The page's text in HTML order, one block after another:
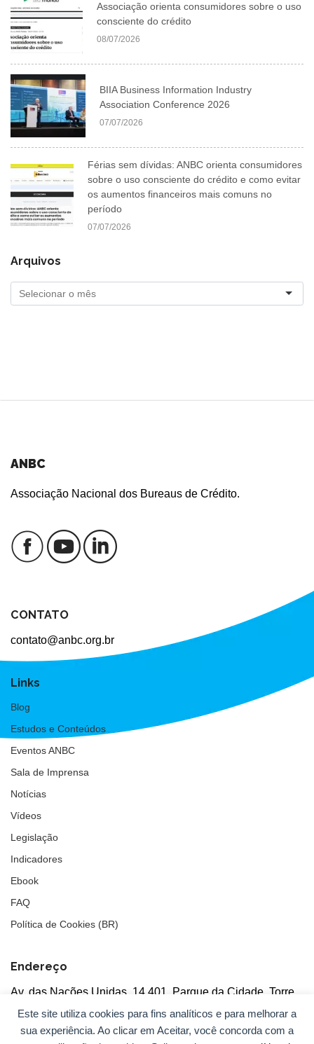
Este site utiliza cookies para fins analíticos e para melhorar a
sua experiência. Ao clicar em Aceitar, você concorda com a
Associação orienta consumidores sobre o uso
consciente do crédito
08/07/2026
BIIA Business Information Industry
Association Conference 2026
07/07/2026
Férias sem dívidas: ANBC orienta consumidores
sobre o uso consciente do crédito e como evitar
os aumentos financeiros mais comuns no
período
07/07/2026
Arquivos
ANBC
Associação Nacional dos Bureaus de Crédito.
CONTATO
contato@anbc.org.br
Links
Blog
Estudos e Conteúdos
Eventos ANBC
Sala de Imprensa
Notícias
Vídeos
Legislação
Indicadores
Ebook
FAQ
Política de Cookies (BR)
Endereço
Av. das Nações Unidas, 14.401, Parque da Cidade, Torre
Tarumã
5°andar, salas 502/503, CEP: 04730-090, São Paulo, SP